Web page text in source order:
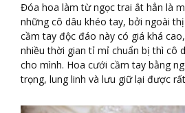
Đóa hoa làm từ ngọc trai ắt hẳn là
những cô dâu khéo tay, bởi ngoài
cầm tay độc đáo này có giá khá
nhiều thời gian tỉ mỉ chuẩn bị thì cô
cho mình. Hoa cưới cầm tay bằng
trọng, lung linh và lưu giữ lại được